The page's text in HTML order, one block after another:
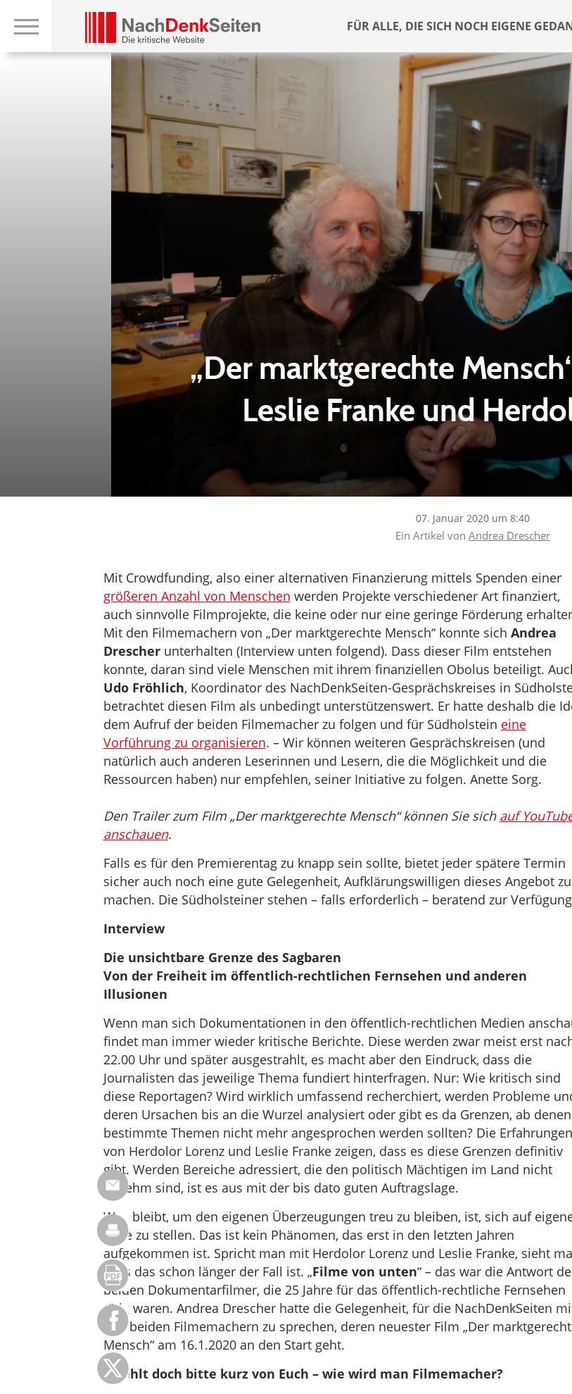
FÜR ALLE, DIE SICH NOCH EIGENE
„Der marktgerechte
Leslie Franke und
07. Januar 2020 um 8:40
Ein Artikel von Andrea Drescher
Mit Crowdfunding, also einer alternativen Finanzierung mittels Spenden einer
größeren Anzahl von Menschen werden Projekte verschiedener Art finanziert,
auch sinnvolle Filmprojekte, die keine oder nur eine geringe Förderung
Mit den Filmemachern von „Der marktgerechte Mensch“ konnte sich Andrea
Drescherunterhalten (Interview unten folgend). Dass dieser Film entstehen
konnte, daran sind viele Menschen mit ihrem finanziellen Obolus beteiligt.
Udo Fröhlich, Koordinator des NachDenkSeiten-Gesprächskreises in
betrachtet diesen Film als unbedingt unterstützenswert. Er hatte deshalb die
dem Aufruf der beiden Filmemacher zu folgen und für Südholstein eine
Vorführung zu organisieren. – Wir können weiteren Gesprächskreisen (und
natürlich auch anderen Leserinnen und Lesern, die die Möglichkeit und die
Ressourcen haben) nur empfehlen, seiner Initiative zu folgen. Anette Sorg.
Den Trailer zum Film „Der marktgerechte Mensch“ können Sie sich auf
anschauen.
Falls es für den Premierentag zu knapp sein sollte, bietet jeder spätere Termin
sicher auch noch eine gute Gelegenheit, Aufklärungswilligen dieses Angebot zu
machen. Die Südholsteiner stehen – falls erforderlich – beratend zur
Interview
Die unsichtbare Grenze des Sagbaren
Von der Freiheit im öffentlich-rechtlichen Fernsehen und anderen
Illusionen
Wenn man sich Dokumentationen in den öffentlich-rechtlichen Medien
findet man immer wieder kritische Berichte. Diese werden zwar meist erst
22.00 Uhr und später ausgestrahlt, es macht aber den Eindruck, dass die
Journalisten das jeweilige Thema fundiert hinterfragen. Nur: Wie kritisch sind
diese Reportagen? Wird wirklich umfassend recherchiert, werden Probleme
deren Ursachen bis an die Wurzel analysiert oder gibt es da Grenzen, ab denen
bestimmte Themen nicht mehr angesprochen werden sollten? Die Erfahrungen
von Herdolor Lorenz und Leslie Franke zeigen, dass es diese Grenzen definitiv
gibt. Werden Bereiche adressiert, die den politisch Mächtigen im Land nicht
genehm sind, ist es aus mit der bis dato guten Auftragslage.
Was bleibt, um den eigenen Überzeugungen treu zu bleiben, ist, sich auf
Füße zu stellen. Das ist kein Phänomen, das erst in den letzten Jahren
aufgekommen ist. Spricht man mit Herdolor Lorenz und Leslie Franke, sieht
dass das schon länger der Fall ist. „Filme von unten“ – das war die Antwort
beiden Dokumentarfilmer, die 25 Jahre für das öffentlich-rechtliche Fernsehen
tätig waren. Andrea Drescher hatte die Gelegenheit, für die NachDenkSeiten
den beiden Filmemachern zu sprechen, deren neuester Film „Der
Mensch“ am 16.1.2020 an den Start geht.
Erzählt doch bitte kurz von Euch – wie wird man Filmemacher?